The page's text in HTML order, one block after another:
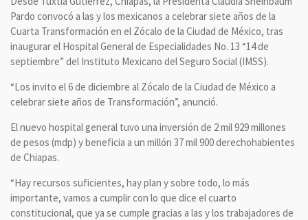
Pardo convocó a las y los mexicanos a celebrar siete años de la
Cuarta Transformación en el Zócalo de la Ciudad de México, tras
inaugurar el Hospital General de Especialidades No. 13 “14 de
septiembre” del Instituto Mexicano del Seguro Social (IMSS).
“Los invito el 6 de diciembre al Zócalo de la Ciudad de México a
celebrar siete años de Transformación”, anunció.
El nuevo hospital general tuvo una inversión de 2 mil 929 millones
de pesos (mdp) y beneficia a un millón 37 mil 900 derechohabientes
de Chiapas.
“Hay recursos suficientes, hay plan y sobre todo, lo más
importante, vamos a cumplir con lo que dice el cuarto
constitucional, que ya se cumple gracias a las y los trabajadores de